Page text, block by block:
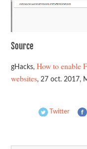
Source
gHacks,How to enable
websites, 27 oct. 2017,
Twitter